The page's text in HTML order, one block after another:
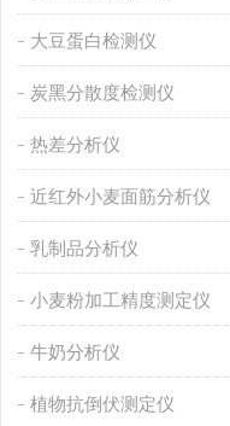
大豆蛋白检测仪
炭黑分散度检测仪
热差分析仪
近红外小麦面筋分析仪
乳制品分析仪
小麦粉加工精度测定仪
牛奶分析仪
植物抗倒伏测定仪